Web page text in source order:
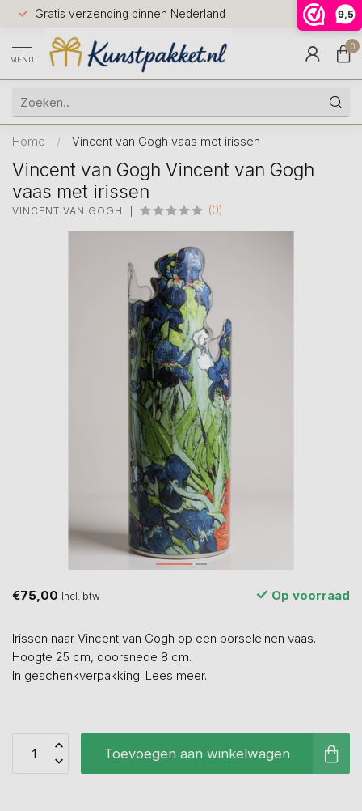
9,5
Gratis verzending binnen Nederland
Voor
huis
9.5
MENU
0
Home / Vincent van Gogh vaas met irissen
Vincent van Gogh Vincent van Gogh
vaas met irissen
VINCENT VAN GOGH (0)
€75,00 Incl. btw Op voorraad
Irissen naar Vincent van Gogh op een porseleinen vaas.
Hoogte 25 cm, doorsnede 8 cm.
In geschenkverpakking. Lees meer.
Toevoegen aan winkelwagen